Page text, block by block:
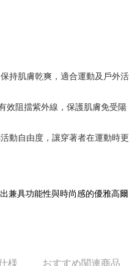
供され、台湾大哥大のユーザーは追
択すると、注文が成立した後に自動
については、後続の取引確認ページ
わない場合や審査が通過しない場
てください。
。商品はご指定の住所に配送されま
持肌膚乾爽，適合運動及戶外活
效阻擋紫外線，保護肌膚免受陽
動自由度，讓穿著者在運動時更
兼具功能性與時尚感的優雅高爾
様 おすすめ関連商品